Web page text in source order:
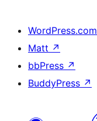
WordPress.com
Matt ↗
bbPress ↗
BuddyPress ↗